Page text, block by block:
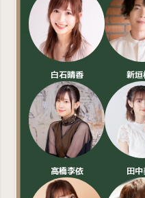
白石晴香 新垣
高橋李依 田